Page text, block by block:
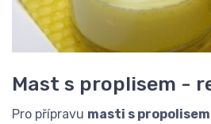
Mast s proplisem -
Pro přípravu masti s propolisem